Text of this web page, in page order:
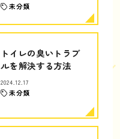
未分類
トイレの臭いトラブ
ルを解決する方法
2024.12.17
未分類